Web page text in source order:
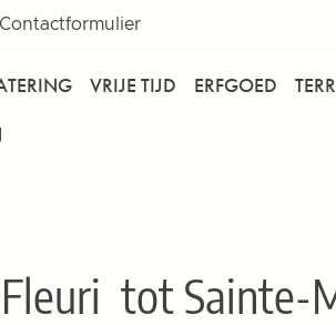
Contactformulier
VRIJE TIJD ERFGOED
tot Sainte-